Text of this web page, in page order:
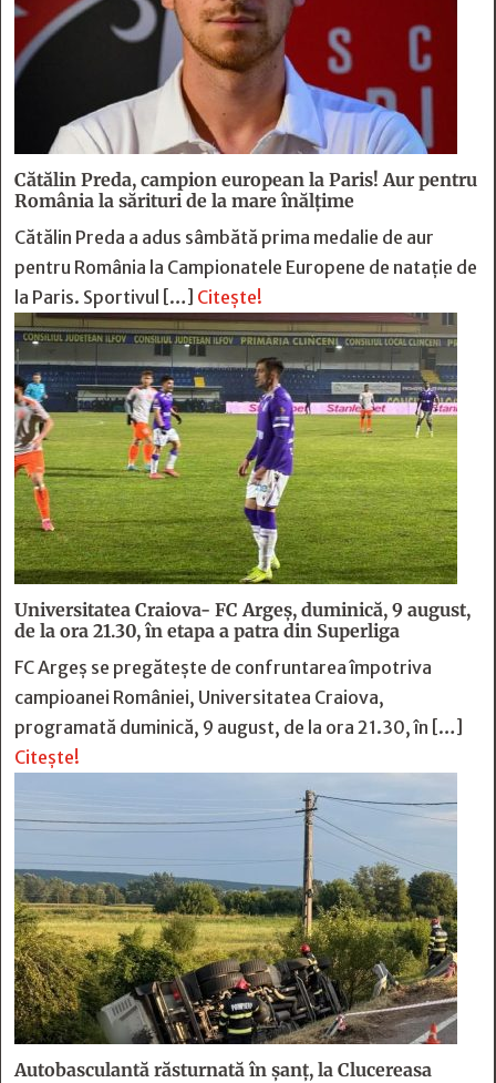
Cătălin Preda, campion european la Paris! Aur pentru
România la sărituri de la mare înălțime
Cătălin Preda a adus sâmbătă prima medalie de aur
pentru România la Campionatele Europene de natație de
la Paris. Sportivul […] Citește!
Universitatea Craiova- FC Argeș, duminică, 9 august,
de la ora 21.30, în etapa a patra din Superliga
FC Argeș se pregătește de confruntarea împotriva
campioanei României, Universitatea Craiova,
programată duminică, 9 august, de la ora 21.30, în […]
Citește!
Autobasculantă răsturnată în șanț, la Clucereasa